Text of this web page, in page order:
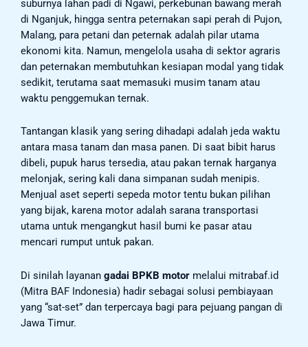
suburnya lahan padi di Ngawi, perkebunan bawang merah
di Nganjuk, hingga sentra peternakan sapi perah di Pujon,
Malang, para petani dan peternak adalah pilar utama
ekonomi kita. Namun, mengelola usaha di sektor agraris
dan peternakan membutuhkan kesiapan modal yang tidak
sedikit, terutama saat memasuki musim tanam atau
waktu penggemukan ternak.
Tantangan klasik yang sering dihadapi adalah jeda waktu
antara masa tanam dan masa panen. Di saat bibit harus
dibeli, pupuk harus tersedia, atau pakan ternak harganya
melonjak, sering kali dana simpanan sudah menipis.
Menjual aset seperti sepeda motor tentu bukan pilihan
yang bijak, karena motor adalah sarana transportasi
utama untuk mengangkut hasil bumi ke pasar atau
mencari rumput untuk pakan.
Di sinilah layanan gadai BPKB motor melalui mitrabaf.id
(Mitra BAF Indonesia) hadir sebagai solusi pembiayaan
yang “sat-set” dan terpercaya bagi para pejuang pangan di
Jawa Timur.